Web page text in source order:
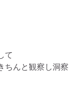
て
ちんと観察し洞察